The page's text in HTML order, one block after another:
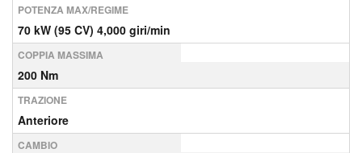
POTENZA MAX/REGIME
70 kW (95 CV) 4,000 giri/min
COPPIA MASSIMA
200 Nm
TRAZIONE
Anteriore
CAMBIO